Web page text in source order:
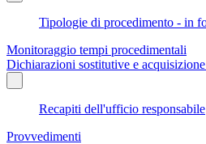
Tipologie di procedimento - in
Monitoraggio tempi procedimentali
Dichiarazioni sostitutive e
Recapiti dell'ufficio responsabile
Provvedimenti